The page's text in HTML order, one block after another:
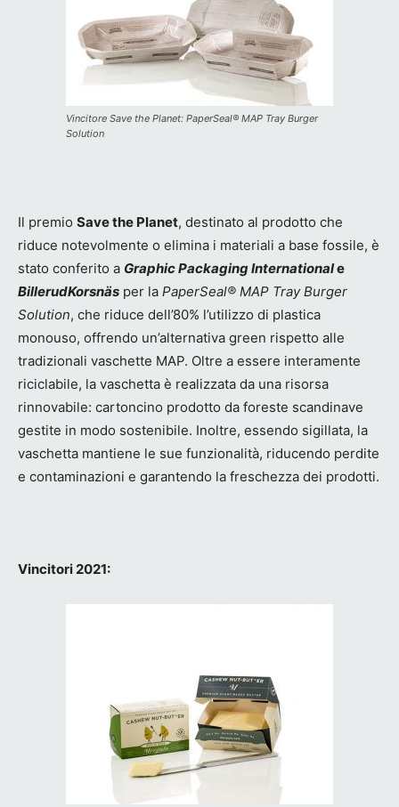
Vincitore Save the Planet: PaperSeal® MAP Tray Burger
Solution
Il premio Save the Planet, destinato al prodotto che
riduce notevolmente o elimina i materiali a base fossile, è
stato conferito a Graphic Packaging Internationale
BillerudKorsnäs per la PaperSeal® MAP Tray Burger
Solution, che riduce dell’80% l’utilizzo di plastica
monouso, offrendo un’alternativa green rispetto alle
tradizionali vaschette MAP. Oltre a essere interamente
riciclabile, la vaschetta è realizzata da una risorsa
rinnovabile: cartoncino prodotto da foreste scandinave
gestite in modo sostenibile. Inoltre, essendo sigillata, la
vaschetta mantiene le sue funzionalità, riducendo perdite
e contaminazioni e garantendo la freschezza dei prodotti.
Vincitori 2021: